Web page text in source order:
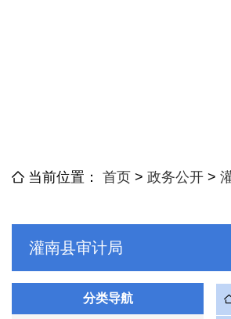
当前位置： 首页 > 政务公开 >
灌南县审计局
分类导航